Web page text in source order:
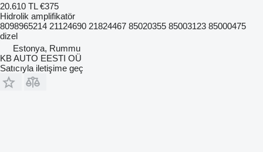
20.610 TL €375
Hidrolik amplifikatör
8098965214 21124690 21824467 85020355 85003123 85000475
dizel
Estonya, Rummu
KB AUTO EESTI OÜ
Satıcıyla iletişime geç